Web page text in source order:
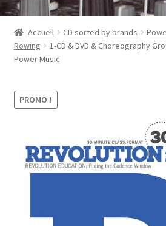
Shop
Accueil CD sorted by brands
Rowing
1-CD & DVD & Choreography
Power Music
PROMO !